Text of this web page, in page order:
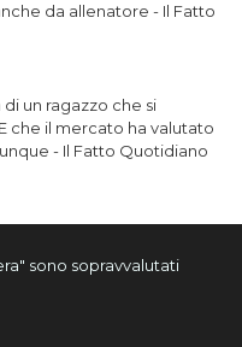
da allenatore - Il Fatto
un ragazzo che si
che il mercato ha valutato
- Il Fatto Quotidiano
sono sopravvalutati